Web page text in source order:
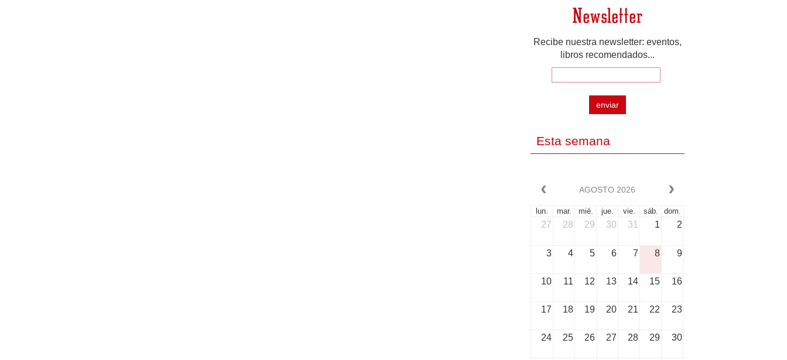
Newsletter
Recibe nuestra newsletter: eventos,
libros recomendados...
enviar
Esta semana
AGOSTO 2026
lun. mar. mié. jue. vie. sáb. dom.
27 28 29 30 31 1 2
3 4 5 6 7 8 9
10 11 12 13 14 15 16
17 18 19 20 21 22 23
24 25 26 27 28 29 30